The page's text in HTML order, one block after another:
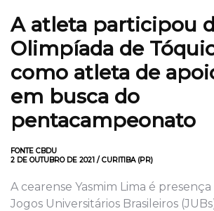
A atleta participou
Olimpíada de
como atleta de
em busca do
pentacampeonato
FONTE CBDU
2 DE OUTUBRO DE 2021 / CURITIBA (PR)
A cearense Yasmim Lima é
Jogos Universitários Brasileiros